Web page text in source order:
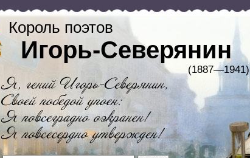
Король поэтов
Игорь-Северянин
(1887—1941)